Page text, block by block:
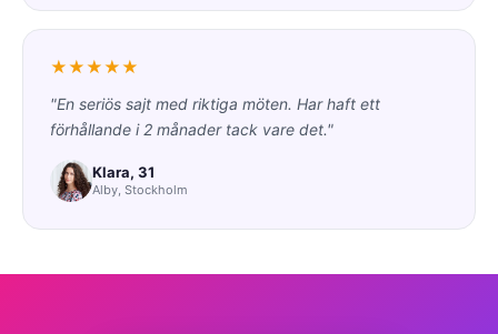
★★★★★
"En seriös sajt med riktiga möten. Har haft ett
förhållande i 2 månader tack vare det."
Klara, 31
Alby, Stockholm